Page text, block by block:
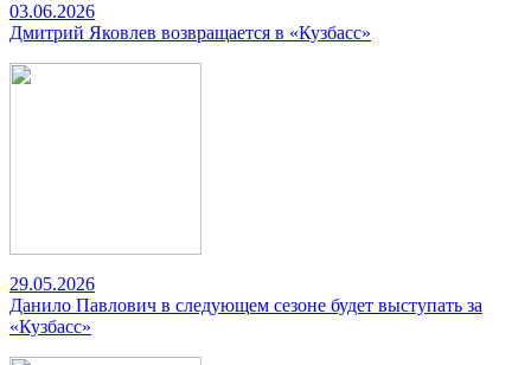
03.06.2026
Дмитрий Яковлев возвращается в «Кузбасс»
29.05.2026
Данило Павлович в следующем сезоне будет выступать за
«Кузбасс»